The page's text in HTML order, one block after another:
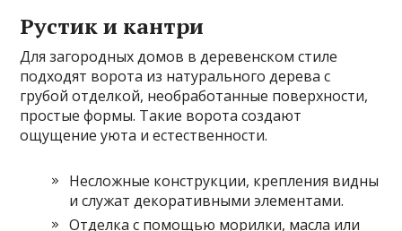
Рустик и кантри
Для загородных домов в деревенском стиле
подходят ворота из натурального дерева с
грубой отделкой, необработанные поверхности,
простые формы. Такие ворота создают
ощущение уюта и естественности.
Несложные конструкции, крепления видны
и служат декоративными элементами.
Отделка с помощью морилки, масла или